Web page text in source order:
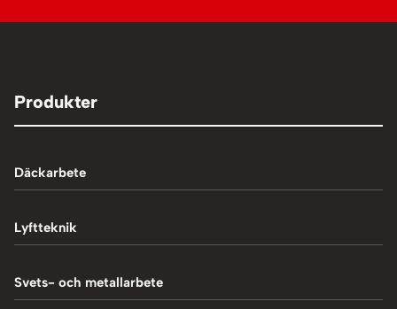
Produkter
Däckarbete
Balanseringsmaskiner
Chockluftare
Lyftteknik
1-Pelarlyft
Svets- och metallarbete